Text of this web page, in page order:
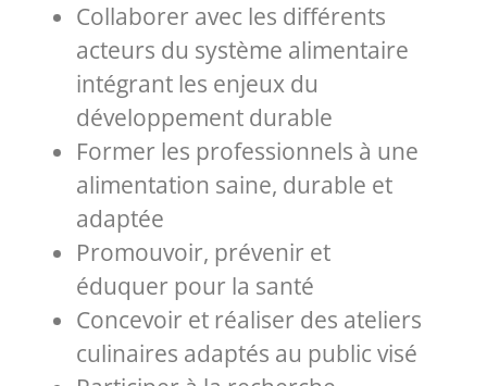
Collaborer avec les différents
acteurs du système alimentaire
intégrant les enjeux du
développement durable
Former les professionnels à une
alimentation saine, durable et
adaptée
Promouvoir, prévenir et
éduquer pour la santé
Concevoir et réaliser des ateliers
culinaires adaptés au public visé